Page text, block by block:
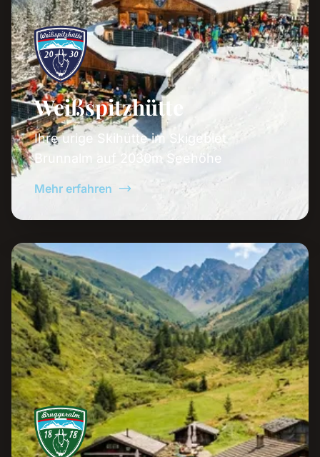
Weißspitzhütte
Ihre urige Skihütte im Skigebiet
Brunnalm auf 2030m Seehöhe
Mehr erfahren